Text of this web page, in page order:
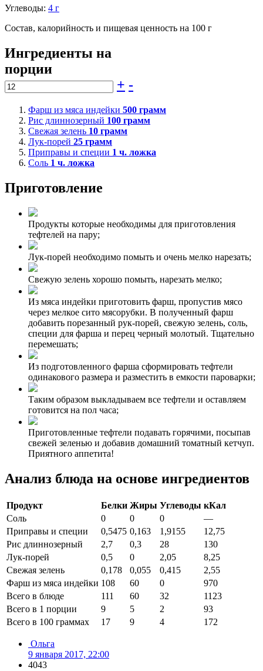
Углеводы: 4 г
Состав, калорийность и пищевая ценность на 100 г
Ингредиенты на
порции
+ -
Фарш из мяса индейки 500 грамм
Рис длиннозерный 100 грамм
Свежая зелень 10 грамм
Лук-порей 25 грамм
Приправы и специи 1 ч. ложка
Соль 1 ч. ложка
Приготовление
Продукты которые необходимы для приготовления
тефтелей на пару;
Лук-порей необходимо помыть и очень мелко нарезать;
Свежую зелень хорошо помыть, нарезать мелко;
Из мяса индейки приготовить фарш, пропустив мясо
через мелкое сито мясорубки. В полученный фарш
добавить порезанный рук-порей, свежую зелень, соль,
специи для фарша и перец черный молотый. Тщательно
перемешать;
Из подготовленного фарша сформировать тефтели
одинакового размера и разместить в емкости пароварки;
Таким образом выкладываем все тефтели и оставляем
готовится на пол часа;
Приготовленные тефтели подавать горячими, посыпав
свежей зеленью и добавив домашний томатный кетчуп.
Приятного аппетита!
Анализ блюда на основе ингредиентов
Продукт Белки Жиры Углеводы кКал
Соль
0 0 0
—
Приправы и специи
0,5475 0,163 1,9155
12,75
Рис длиннозерный
2,7 0,3 28
130
Лук-порей
0,5 0 2,05
8,25
Свежая зелень
0,178 0,055 0,415
2,55
Фарш из мяса индейки 108 60 0
970
Всего в блюде
111 60 32
1123
Всего в 1 порции
9 5 2
93
Всего в 100 граммах
17 9 4 172
Ольга
9 января 2017, 22:00
4043